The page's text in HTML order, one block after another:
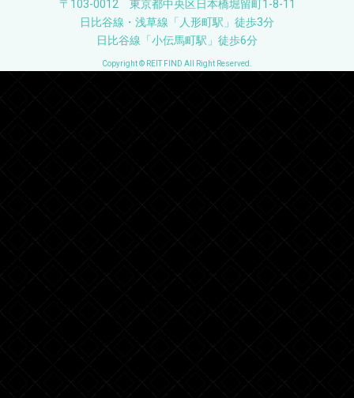
〒103-0012 東京都中央区日本橋堀留町1-8-11
日比谷線・浅草線「人形町駅」徒歩3分
日比谷線「小伝馬町駅」徒歩6分
Copyright © REIT FIND All Right Reserved.